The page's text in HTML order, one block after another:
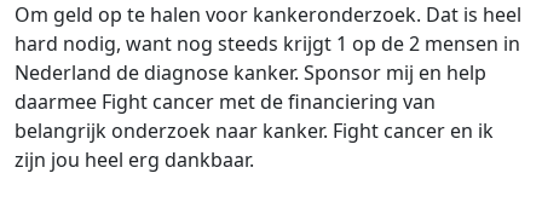
Om geld op te halen voor kankeronderzoek. Dat is heel
hard nodig, want nog steeds krijgt 1 op de 2 mensen in
Nederland de diagnose kanker. Sponsor mij en help
daarmee Fight cancer met de financiering van
belangrijk onderzoek naar kanker. Fight cancer en ik
zijn jou heel erg dankbaar.